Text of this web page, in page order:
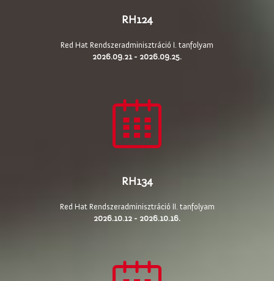
RH124
Red Hat Rendszeradminisztráció I. tanfolyam
2026.09.21 - 2026.09.25.
RH134
Red Hat Rendszeradminisztráció II. tanfolyam
2026.10.12 - 2026.10.16.